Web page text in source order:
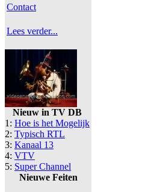
Contact
Lees verder...
Nieuw in TV DB
1: Hoe is het Mogelijk
2: Typisch RTL
3: Kanaal 13
4: VTV
5: Super Channel
Nieuwe Feiten